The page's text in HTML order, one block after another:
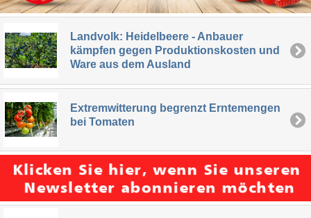
Landvolk: Heidelbeere - Anbauer
kämpfen gegen Produktionskosten und
Ware aus dem Ausland
Extremwitterung begrenzt Erntemengen
bei Tomaten